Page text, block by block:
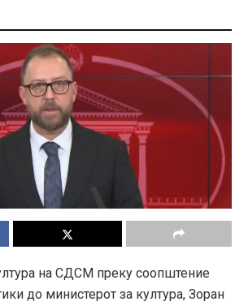
на СДСМ преку соопштение
до министерот за култура, Зоран